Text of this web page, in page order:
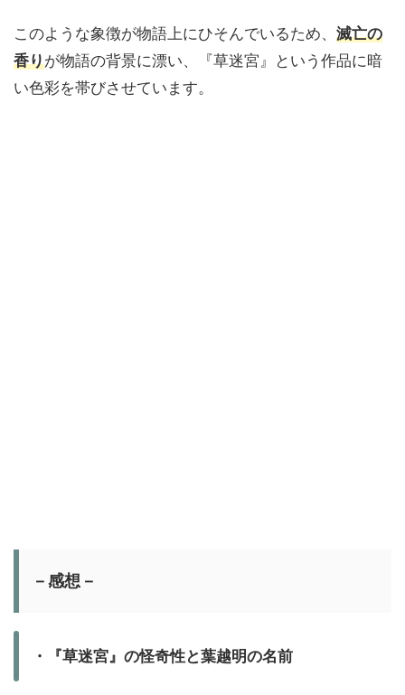
このような象徴が物語上にひそんでいるため、 滅亡の
香りが物語の背景に漂い、『草迷宮』という作品に暗
い色彩を帯びさせています。
－感想－
・『草迷宮』の怪奇性と葉越明の名前